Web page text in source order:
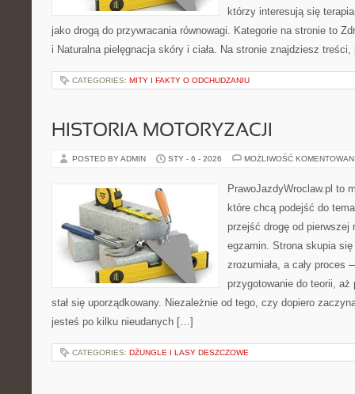
którzy interesują się
jako drogą do przywracania równowagi. Kategorie na stronie to
i Naturalna pielęgnacja skóry i ciała. Na stronie znajdziesz
CATEGORIES: MITY I FAKTY O ODCHUDZANIU
HISTORIA MOTORYZACJI
POSTED BY ADMIN STY - 6 - 2026 MOŻLIWOŚĆ
PrawoJazdyWroclaw.pl to
które chcą podejść do
przejść drogę od
egzamin. Strona skupia
zrozumiała, a cały
przygotowanie do teorii,
stał się uporządkowany. Niezależnie od tego, czy dopiero
jesteś po kilku nieudanych […]
CATEGORIES: DŻUNGLE I LASY DESZCZOWE